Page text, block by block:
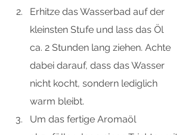
Erhitze das Wasserbad auf der
kleinsten Stufe und lass das Öl
ca. 2 Stunden lang ziehen. Achte
dabei darauf, dass das Wasser
nicht kocht, sondern lediglich
warm bleibt.
Um das fertige Aromaöl